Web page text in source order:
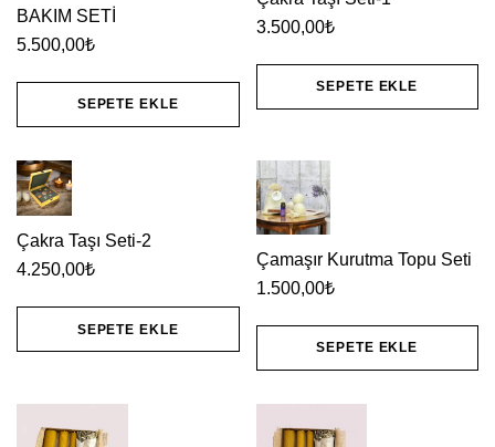
BAKIM SETİ
5.500,00₺
SEPETE EKLE
3.500,00₺
SEPETE EKLE
Çakra Taşı Seti-2
4.250,00₺
SEPETE EKLE
Çamaşır Kurutma Topu Seti
1.500,00₺
SEPETE EKLE